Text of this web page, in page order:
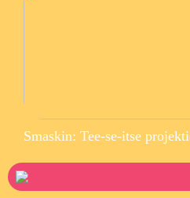
Smaskin: Tee-se-itse